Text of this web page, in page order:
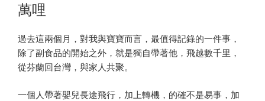
萬哩
過去這兩個月，對我與寶寶而言，最值得記錄的一件事，
除了副食品的開始之外，就是獨自帶著他，飛越數千里，
從芬蘭回台灣，與家人共聚。
一個人帶著嬰兒長途飛行，加上轉機，的確不是易事，加